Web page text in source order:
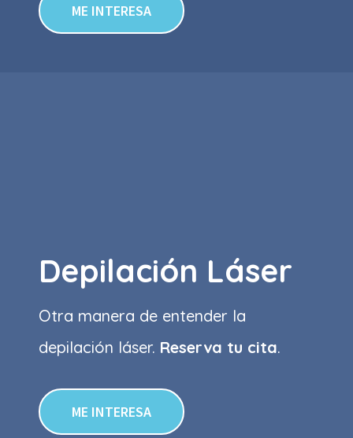
ME INTERESA
Depilación Láser
Otra manera de entender la
depilación láser. Reserva tu cita.
ME INTERESA